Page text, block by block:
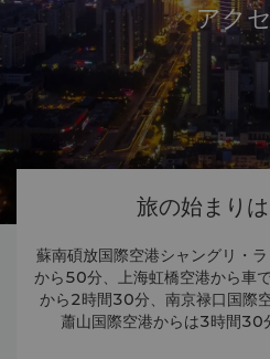
アク
旅の始まり
蘇南碩放国際空港シャングリ・
から50分、上海虹橋空港から車
から2時間30分、南京禄口国際
蕭山国際空港からは3時間30